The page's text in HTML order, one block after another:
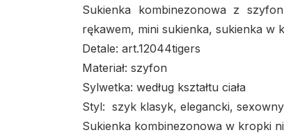
Sukienka kombinezonowa z
rękawem, mini sukienka, sukienka w
Detale: art.12044tigers
Materiał: szyfon
Sylwetka: według kształtu ciała
Styl: szyk klasyk, elegancki, sexowny
Sukienka kombinezonowa w kropki